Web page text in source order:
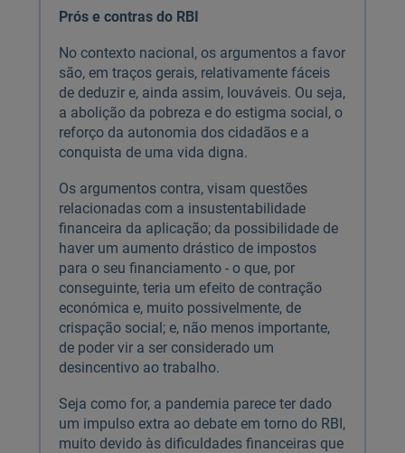
Prós e contras do RBI
No contexto nacional, os argumentos a favor
são, em traços gerais, relativamente fáceis
de deduzir e, ainda assim, louváveis. Ou seja,
a abolição da pobreza e do estigma social, o
reforço da autonomia dos cidadãos e a
conquista de uma vida digna.
Os argumentos contra, visam questões
relacionadas com a insustentabilidade
financeira da aplicação; da possibilidade de
haver um aumento drástico de impostos
para o seu financiamento - o que, por
conseguinte, teria um efeito de contração
económica e, muito possivelmente, de
crispação social; e, não menos importante,
de poder vir a ser considerado um
desincentivo ao trabalho.
Seja como for, a pandemia parece ter dado
um impulso extra ao debate em torno do RBI,
muito devido às dificuldades financeiras que